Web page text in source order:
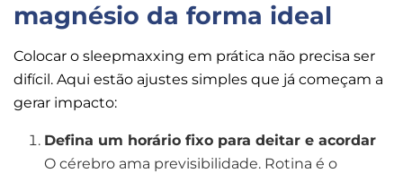
magnésio da forma ideal
Colocar o sleepmaxxing em prática não precisa ser
difícil. Aqui estão ajustes simples que já começam a
gerar impacto:
Defina um horário fixo para deitar e acordar
O cérebro ama previsibilidade. Rotina é o